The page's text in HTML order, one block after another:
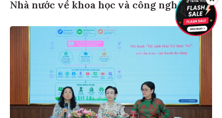
Nhà nước về khoa học và công nghệ